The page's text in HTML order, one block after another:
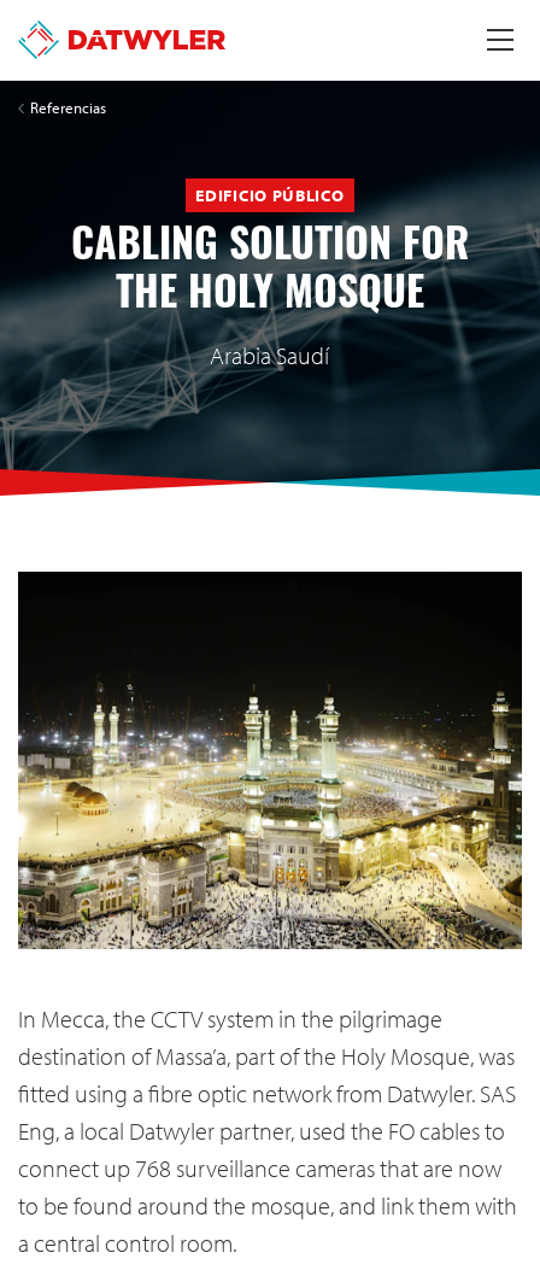
Referencias
EDIFICIO PÚBLICO
CABLING SOLUTION FOR
THE HOLY MOSQUE
Arabia Saudí
In Mecca, the CCTV system in the pilgrimage
destination of Massa’a, part of the Holy Mosque, was
fitted using a fibre optic network from Datwyler. SAS
Eng, a local Datwyler partner, used the FO cables to
connect up 768 surveillance cameras that are now
to be found around the mosque, and link them with
a central control room.